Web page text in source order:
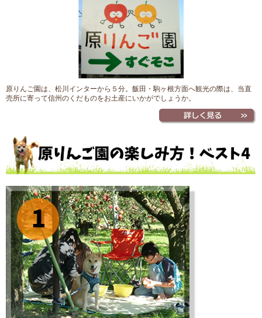
原りんご園は、松川インターから５分。飯田・駒ヶ根方面へ観光の際は、当直
売所に寄って信州のくだものをお土産にいかがでしょうか。